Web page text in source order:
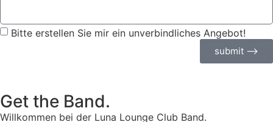
Bitte erstellen Sie mir ein unverbindliches Angebot!
submit ⟶
Get the Band.
Willkommen bei der Luna Lounge Club Band.